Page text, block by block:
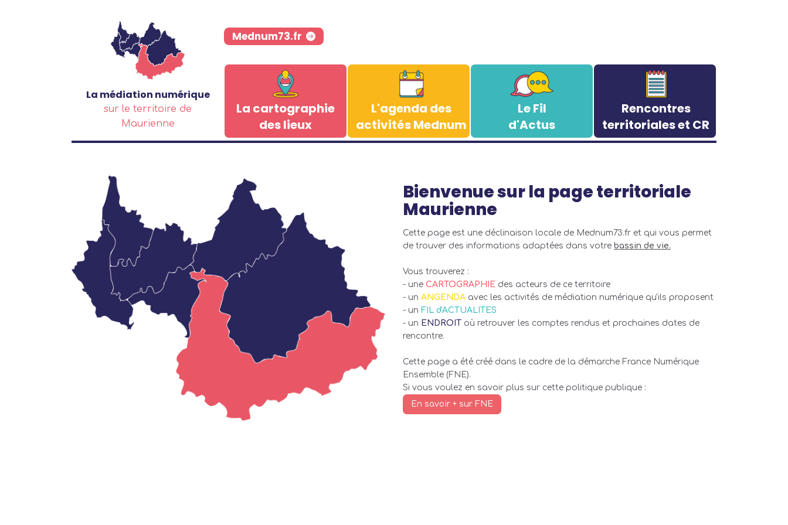
La médiation numérique
sur le territoire de
Maurienne
Mednum73.fr
La cartographie
des lieux
L'agenda des
activités Mednum
Le Fil
d'Actus
Rencontres
territoriales et CR
Bienvenue sur la page territoriale
Maurienne
Cette page est une déclinaison locale de Mednum73.fr et qui vous permet
de trouver des informations adaptées dans votre bassin de vie.
Vous trouverez :
- une CARTOGRAPHIE des acteurs de ce territoire
- un ANGENDA avec les activités de médiation numérique qu'ils proposent
- un FIL d'ACTUALITES
- un ENDROIT où retrouver les comptes rendus et prochaines dates de
rencontre.
Cette page a été créé dans le cadre de la démarche France Numérique
Ensemble (FNE).
Si vous voulez en savoir plus sur cette politique publique :
En savoir + sur FNE